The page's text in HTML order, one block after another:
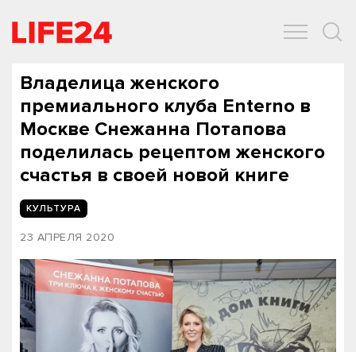
Владелица женского
премиального клуба Enterno в
Москве Снежанна Потапова
поделилась рецептом женского
счастья в своей новой книге
КУЛЬТУРА
23 АПРЕЛЯ 2020